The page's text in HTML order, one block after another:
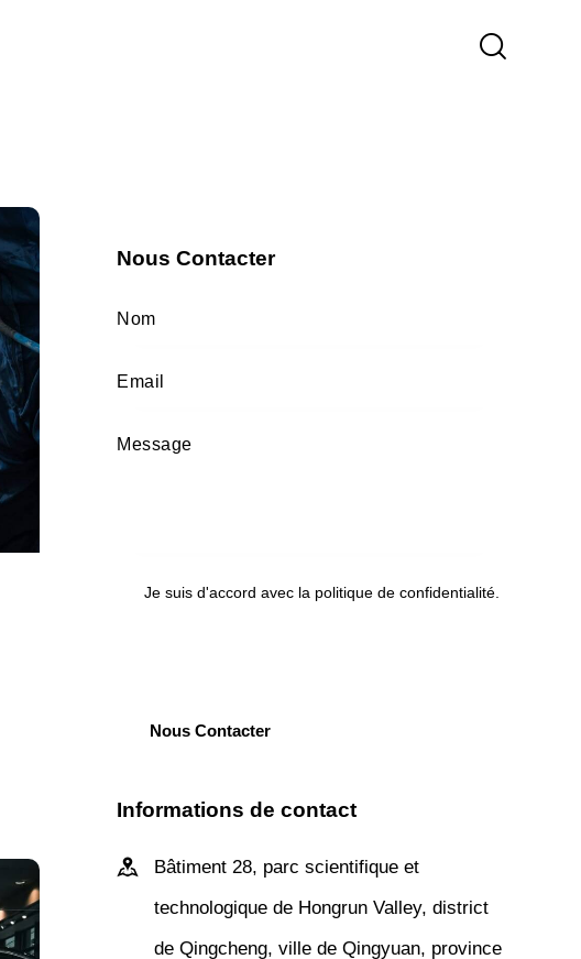
Nous Contacter
Je suis d'accord avec la politique de confidentialité
Informations de contact
Bâtiment 28, parc scientifique et
technologique de Hongrun Valley, district
de Qingcheng, ville de Qingyuan, province